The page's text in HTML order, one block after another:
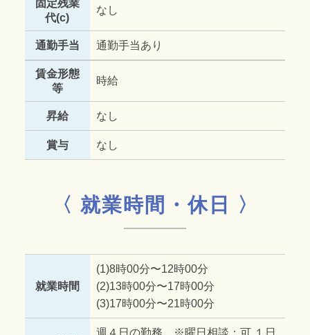
固定残業
代(c)
なし
通勤手当 通勤手当あり
賃金形態
等
時給
昇給 なし
賞与 なし
〈 就業時間・休日 〉
就業時間
(1)8時00分〜12時00分
(2)13時00分〜17時00分
(3)17時00分〜21時00分